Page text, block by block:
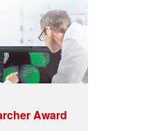
Award